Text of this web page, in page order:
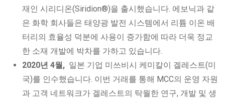
재인 시리디온(Siridion®)을 출시했습니다. 에보닉과 같
은 화학 회사들은 태양광 발전 시스템에서 리튬 이온 배
터리의 효율성 덕분에 사용이 증가함에 따라 더욱 정교
한 소재 개발에 박차를 가하고 있습니다.
2020년 4월, 일본 기업 미쓰비시 케미칼이 겔레스트(미
국)를 인수했습니다. 이번 거래를 통해 MCC의 운영 자원
과 고객 네트워크가 겔레스트의 탁월한 연구, 개발 및 생